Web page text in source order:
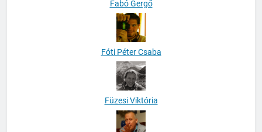
Fabó Gergő
Fóti Péter Csaba
Füzesi Viktória